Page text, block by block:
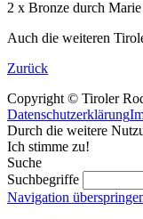
2 x Bronze durch
Auch die weiteren
Zurück
Copyright © Tiroler
Datenschutzerklärung
Durch die weitere
Ich stimme zu!
Suche
Suchbegriffe
Navigation